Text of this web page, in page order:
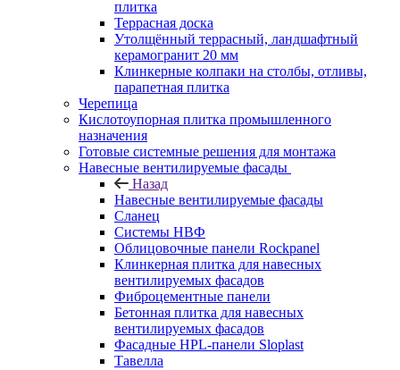
плитка
Террасная доска
Утолщённый террасный, ландшафтный
керамогранит 20 мм
Клинкерные колпаки на столбы, отливы,
парапетная плитка
Черепица
Кислотоупорная плитка промышленного
назначения
Готовые системные решения для монтажа
Навесные вентилируемые фасады
Назад
Навесные вентилируемые фасады
Сланец
Системы НВФ
Облицовочные панели Rockpanel
Клинкерная плитка для навесных
вентилируемых фасадов
Фиброцементные панели
Бетонная плитка для навесных
вентилируемых фасадов
Фасадные HPL-панели Sloplast
Тавелла